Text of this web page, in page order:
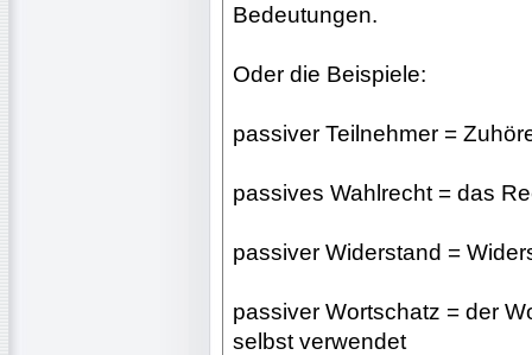
Bedeutungen.
Oder die Beispiele:
passiver Teilnehmer =
passives Wahlrecht = das
passiver Widerstand =
passiver Wortschatz = der
selbst verwendet